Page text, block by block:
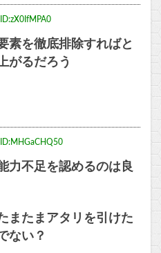
素を徹底排除すればと
がるだろう
力不足を認めるのは良
またまアタリを引けた
ない？